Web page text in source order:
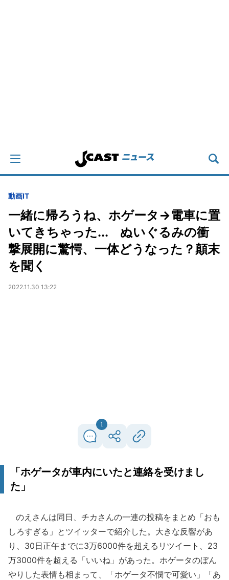
動画IT
一緒に帰ろうね、ホゲータ→電車に置
いてきちゃった... ぬいぐるみの衝
撃展開に驚愕、一体どうなった？顛末
を聞く
2022.11.30 13:22
1
「ホゲータが車内にいたと連絡を受けまし
た」
のえさんは同日、チカさんの一連の投稿をまとめ「おも
しろすぎる」とツイッターで紹介した。大きな反響があ
り、30日正午までに3万6000件を超えるリツイート、23
万3000件を超える「いいね」があった。ホゲータのぼん
やりした表情も相まって、「ホゲータ不憫で可愛い」「あ